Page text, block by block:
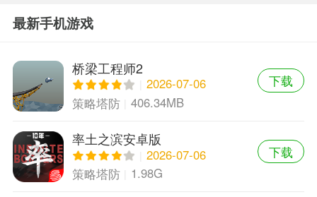
最新手机游戏
桥梁工程师2
2026-07-06
策略塔防
406.34MB
下载
率土之滨安卓版
2026-07-06
策略塔防
1.98G
下载